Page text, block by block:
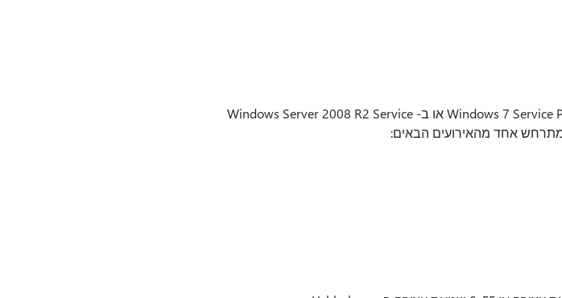
כאשר מתבצעת העברה אסינכרונית עם התקן USB ב- Windows 7 Service Pack 1 או ב- Windows Server 2008 R2 Service